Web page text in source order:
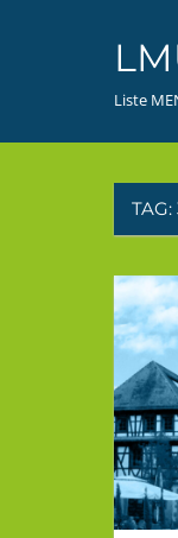
Liste
TAG: